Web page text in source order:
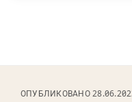
ОПУБЛИКОВАНО